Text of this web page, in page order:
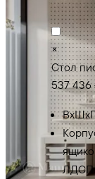
×
Стол
537 436
ЛДСП